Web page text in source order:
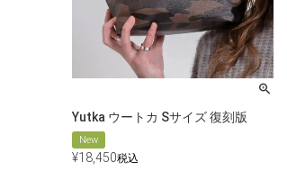
Yutka ウートカ Sサイズ 復刻版
New
¥18,450税込